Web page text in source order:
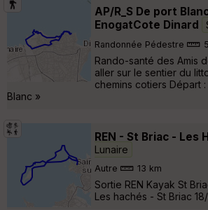
AP/R_S De port
EnogatCote Dinard
Randonnée Pédestre
Rando-santé des Amis
aller sur le sentier du
chemins cotiers Départ
Blanc »
REN - St Briac - Les
Lunaire
Autre 13 km
Sortie REN Kayak St
Les hachés - St Briac